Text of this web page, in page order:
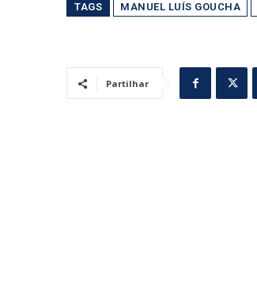
TAGS MANUEL LUÍS GOUCHA
Partilhar